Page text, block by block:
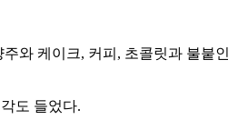
와 케이크, 커피, 초콜릿과 불붙인
도 들었다.